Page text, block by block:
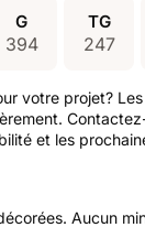
G
394
TG
247
votre projet?
et les
Aucun